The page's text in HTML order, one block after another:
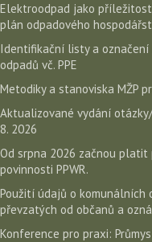
Elektroodpad jako
plán odpadového
Identifikační listy a označení
odpadů vč. PPE
Metodiky a stanoviska MŽP
Aktualizované vydání otázky/
8. 2026
Od srpna 2026 začnou platit
povinnosti PPWR.
Použití údajů o komunálních
převzatých od občanů a
Konference pro praxi: